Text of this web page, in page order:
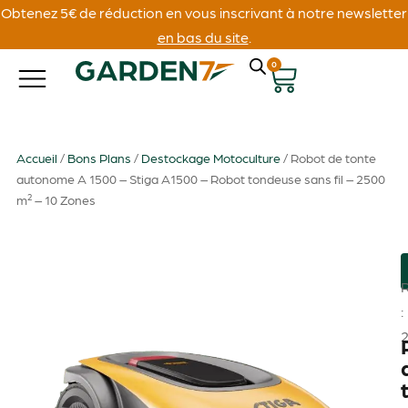
Obtenez 5€ de réduction en vous inscrivant à notre newsletter
en bas du site.
0
Accueil / Bons Plans / Destockage Motoculture/ Robot de tonte
autonome A 1500 – Stiga A1500 – Robot tondeuse sans fil – 2500
m² – 10 Zones
: